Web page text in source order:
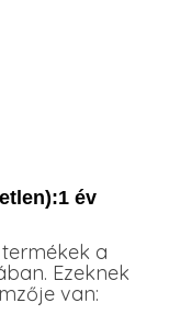
év
a
Ezeknek
van: